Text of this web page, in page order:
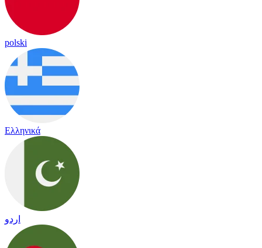
polski
Ελληνικά
اردو